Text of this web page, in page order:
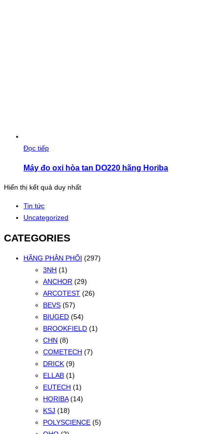
Đọc tiếp
Máy đo oxi hòa tan DO220 hãng Horiba
Hiển thị kết quả duy nhất
Tin tức
Uncategorized
CATEGORIES
HÃNG PHÂN PHỐI (297)
3NH (1)
ANCHOR (29)
ARCOTEST (26)
BEVS (57)
BIUGED (54)
BROOKFIELD (1)
CHN (8)
COMETECH (7)
DRICK (9)
ELLAB (1)
EUTECH (1)
HORIBA (14)
KSJ (18)
POLYSCIENCE (5)